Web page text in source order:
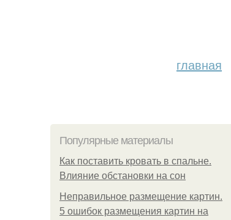
главная
Популярные материалы
Как поставить кровать в спальне.
Влияние обстановки на сон
Неправильное размещение картин.
5 ошибок размещения картин на